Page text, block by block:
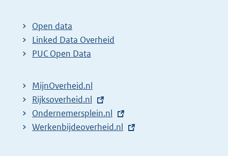
t
e
r
l
i
n
k
Open data
Linked Data Overheid
PUC Open Data
MijnOverheid.nl
E
x
t
Rijksoverheid.nl
E
x
Ondernemersplein.nl
E
Werkenbijdeoverheid.nl